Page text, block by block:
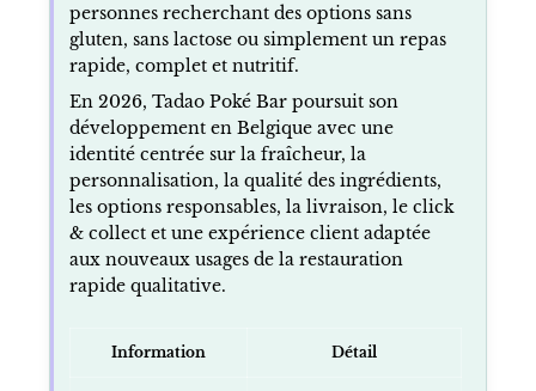
personnes recherchant des options sans
gluten, sans lactose ou simplement un repas
rapide, complet et nutritif.
En 2026, Tadao Poké Bar poursuit son
développement en Belgique avec une
identité centrée sur la fraîcheur, la
personnalisation, la qualité des ingrédients,
les options responsables, la livraison, le click
& collect et une expérience client adaptée
aux nouveaux usages de la restauration
rapide qualitative.
Information Détail